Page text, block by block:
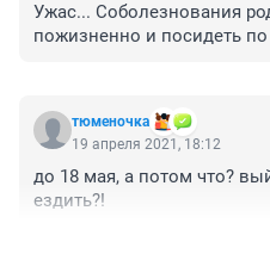
Ужас... Соболезнования
пожизненно и посидеть
тюменочка
19 апреля 2021, 18:12
до 18 мая, а потом что?
ездить?!